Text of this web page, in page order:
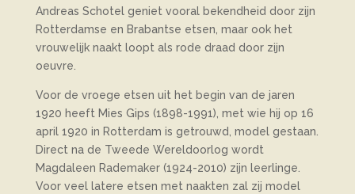
Andreas Schotel geniet vooral bekendheid door zijn
Rotterdamse en Brabantse etsen, maar ook het
vrouwelijk naakt loopt als rode draad door zijn
oeuvre.
Voor de vroege etsen uit het begin van de jaren
1920 heeft Mies Gips (1898-1991), met wie hij op 16
april 1920 in Rotterdam is getrouwd, model gestaan.
Direct na de Tweede Wereldoorlog wordt
Magdaleen Rademaker (1924-2010) zijn leerlinge.
Voor veel latere etsen met naakten zal zij model